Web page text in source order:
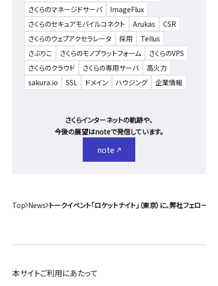
さくらのマネージドサーバ
ImageFlux
さくらのセキュアモバイルコネクト
Arukas
CSR
さくらのウェブアクセラレータ
採用
Tellus
さぶりこ
さくらのモノプラットフォーム
さくらのVPS
さくらのクラウド
さくらの専用サーバ
高火力
sakura.io
SSL ドメイン ハウジング 企業情報
さくらインターネットの軌跡や、
今後の展望はnoteで発信しています。
note
Top News トークイベント「ロケットナイト」（東京）に、弊社フェロー
本サイトご利用にあたって